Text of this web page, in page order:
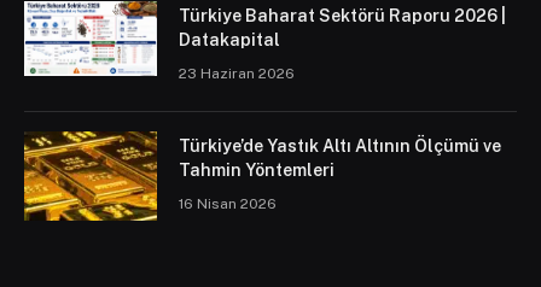
Türkiye Baharat Sektörü Raporu 2026 |
Datakapital
23 Haziran 2026
Türkiye’de Yastık Altı Altının Ölçümü ve
Tahmin Yöntemleri
16 Nisan 2026